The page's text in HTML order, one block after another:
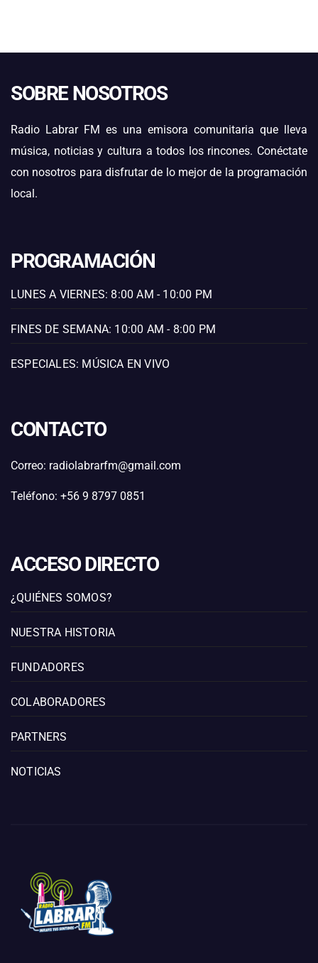
SOBRE NOSOTROS
Radio Labrar FM es una emisora comunitaria que lleva
música, noticias y cultura a todos los rincones. Conéctate
con nosotros para disfrutar de lo mejor de la programación
local.
PROGRAMACIÓN
LUNES A VIERNES: 8:00 AM - 10:00 PM
FINES DE SEMANA: 10:00 AM - 8:00 PM
ESPECIALES: MÚSICA EN VIVO
CONTACTO
Correo: radiolabrarfm@gmail.com
Teléfono: +56 9 8797 0851
ACCESO DIRECTO
¿QUIÉNES SOMOS?
NUESTRA HISTORIA
FUNDADORES
COLABORADORES
PARTNERS
NOTICIAS